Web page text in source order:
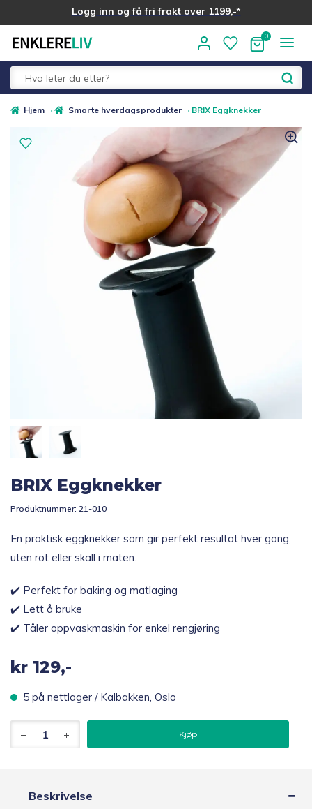
Logg inn og få fri frakt over 1199,-*
Alle kategorier
Medlemstilbud
Gavetips
Hjem › Smarte hverdagsprodukter › BRIX Eggknekker
BRIX Eggknekker
Produktnummer: 21-010
En praktisk eggknekker som gir perfekt resultat hver gang,
uten rot eller skall i maten.
✔️ Perfekt for baking og matlaging
✔️ Lett å bruke
✔️ Tåler oppvaskmaskin for enkel rengjøring
kr 129,-
5 på nettlager / Kalbakken, Oslo
Eggknekker
antall
Kjøp
Beskrivelse